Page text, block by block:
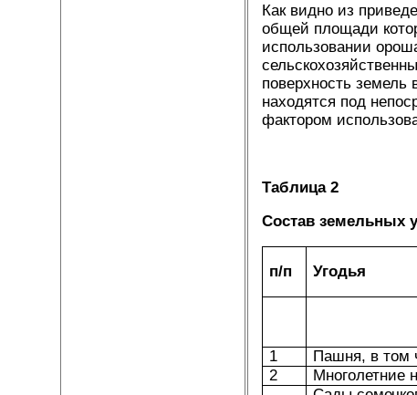
Как видно из
общей площади
использовании
поверхность земель
находятся под
фактором
Таблица 2
Состав земельных
п/п Угодья
1
Пашня, в том
2
Многолетние